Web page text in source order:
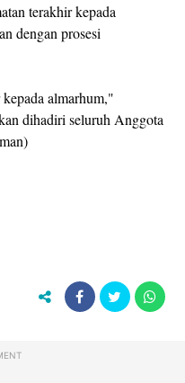
terakhir kepada
dengan prosesi
almarhum,"
dihadiri seluruh Anggota